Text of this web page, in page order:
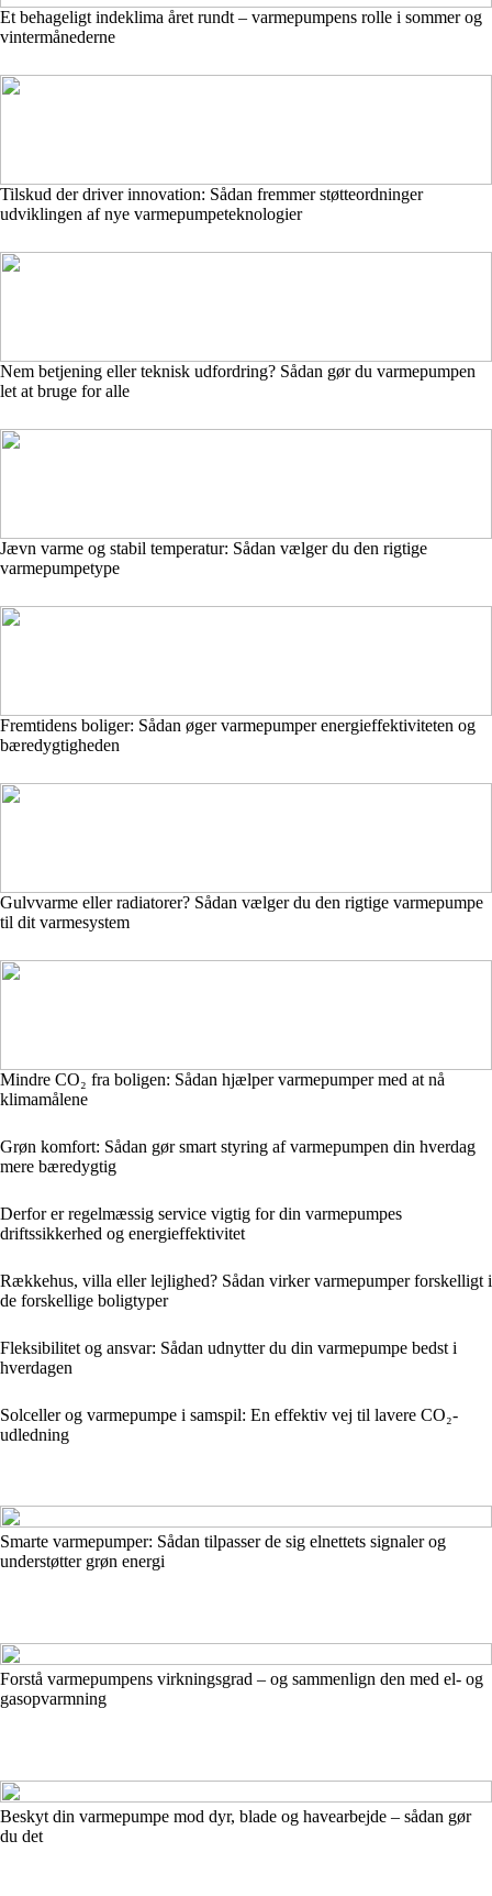
Et behageligt indeklima året rundt – varmepumpens rolle i sommer og
vintermånederne
Tilskud der driver innovation: Sådan fremmer støtteordninger
udviklingen af nye varmepumpeteknologier
Nem betjening eller teknisk udfordring? Sådan gør du varmepumpen
let at bruge for alle
Jævn varme og stabil temperatur: Sådan vælger du den rigtige
varmepumpetype
Fremtidens boliger: Sådan øger varmepumper energieffektiviteten og
bæredygtigheden
Gulvvarme eller radiatorer? Sådan vælger du den rigtige varmepumpe
til dit varmesystem
Mindre CO₂ fra boligen: Sådan hjælper varmepumper med at nå
klimamålene
Grøn komfort: Sådan gør smart styring af varmepumpen din hverdag
mere bæredygtig
Derfor er regelmæssig service vigtig for din varmepumpes
driftssikkerhed og energieffektivitet
Rækkehus, villa eller lejlighed? Sådan virker varmepumper forskelligt i
de forskellige boligtyper
Fleksibilitet og ansvar: Sådan udnytter du din varmepumpe bedst i
hverdagen
Solceller og varmepumpe i samspil: En effektiv vej til lavere CO₂-
udledning
Smarte varmepumper: Sådan tilpasser de sig elnettets signaler og
understøtter grøn energi
Forstå varmepumpens virkningsgrad – og sammenlign den med el- og
gasopvarmning
Beskyt din varmepumpe mod dyr, blade og havearbejde – sådan gør
du det